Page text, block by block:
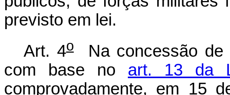
previsto em lei.
Art. 4oNa concessão de
com base no art. 13 da
comprovadamente, em 15